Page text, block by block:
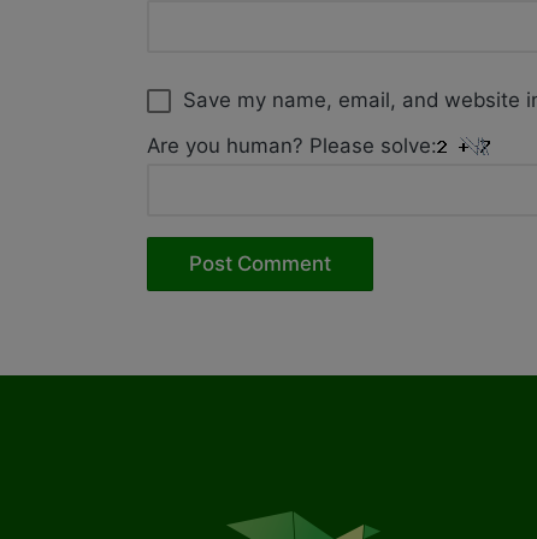
Save my name, email, and website
Are you human? Please solve: